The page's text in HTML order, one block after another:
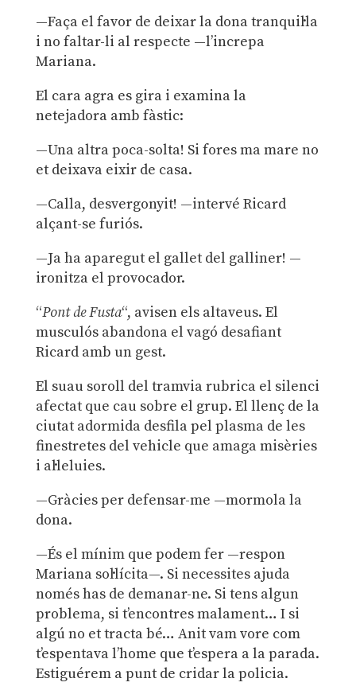
—Faça el favor de deixar la dona tranquil·la
i no faltar-li al respecte —l’increpa
Mariana.
El cara agra es gira i examina la
netejadora amb fàstic:
—Una altra poca-solta! Si fores ma mare no
et deixava eixir de casa.
—Calla, desvergonyit! —intervé Ricard
alçant-se furiós.
—Ja ha aparegut el gallet del galliner! —
ironitza el provocador.
“Pont de Fusta“, avisen els altaveus. El
musculós abandona el vagó desafiant
Ricard amb un gest.
El suau soroll del tramvia rubrica el silenci
afectat que cau sobre el grup. El llenç de la
ciutat adormida desfila pel plasma de les
finestretes del vehicle que amaga misèries
i al·leluies.
—Gràcies per defensar-me —mormola la
dona.
—És el mínim que podem fer —respon
Mariana sol·lícita—. Si necessites ajuda
només has de demanar-ne. Si tens algun
problema, si t’encontres malament… I si
algú no et tracta bé… Anit vam vore com
t’espentava l’home que t’espera a la parada.
Estiguérem a punt de cridar la policia.